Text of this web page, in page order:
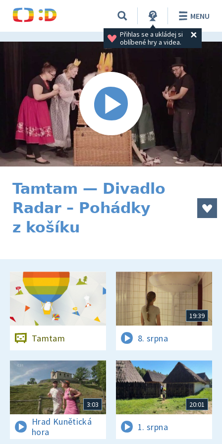
Přihlas se a ukládej si
oblíbené hry a videa.
MENU
Tamtam — Divadlo
Radar – Pohádky
z košíku
Tamtam
19:39
8. srpna
3:03
Hrad Kunětická
hora
20:01
1. srpna